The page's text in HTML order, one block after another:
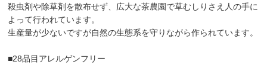
殺虫剤や除草剤を散布せず、広大な茶農園で草むしりさえ人の手に
よって行われています。
生産量が少ないですが自然の生態系を守りながら作られています。
■28品目アレルゲンフリー